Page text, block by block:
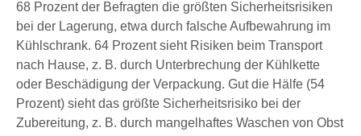
68 Prozent der Befragten die größten Sicherheitsrisiken
bei der Lagerung, etwa durch falsche Aufbewahrung im
Kühlschrank. 64 Prozent sieht Risiken beim Transport
nach Hause, z. B. durch Unterbrechung der Kühlkette
oder Beschädigung der Verpackung. Gut die Hälfe (54
Prozent) sieht das größte Sicherheitsrisiko bei der
Zubereitung, z. B. durch mangelhaftes Waschen von Obst